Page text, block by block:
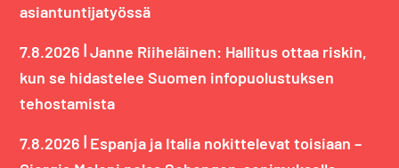
asiantuntijatyössä
7.8.2026 |Janne Riiheläinen: Hallitus ottaa riskin,
kun se hidastelee Suomen infopuolustuksen
tehostamista
7.8.2026 | Espanja ja Italia nokittelevat toisiaan –